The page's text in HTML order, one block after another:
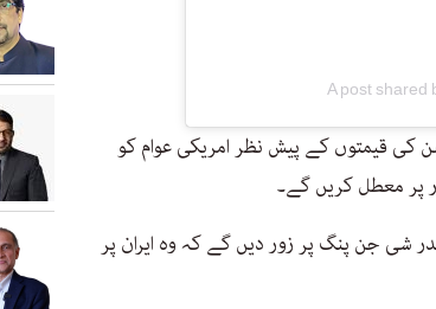
A post shared
کی قیمتوں کے پیش نظر امریکی عوام کو
پر معطل کریں گے۔
جن پنگ پر زور دیں گے کہ وہ ایران پر